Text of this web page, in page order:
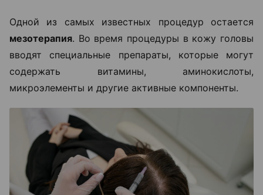
Одной из самых известных процедур остается
мезотерапия. Во время процедуры в кожу головы
вводят специальные препараты, которые могут
содержать витамины, аминокислоты,
микроэлементы и другие активные компоненты.